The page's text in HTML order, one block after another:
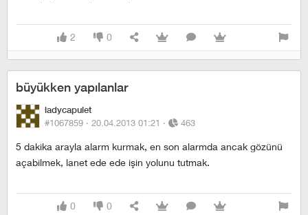
2 0
büyükken yapılanlar
ladycapulet
#1067859 · 20.04.2013 01:21 · 463
5 dakika arayla alarm kurmak, en son alarmda ancak gözünü
açabilmek, lanet ede ede işin yolunu tutmak.
0 0